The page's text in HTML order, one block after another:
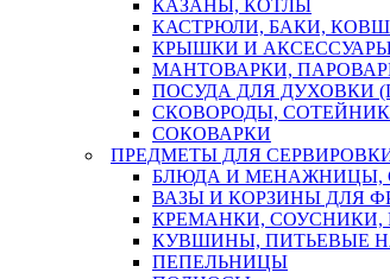
КАЗАНЫ, КОТЛЫ
КАСТРЮЛИ, БАКИ,
КРЫШКИ И
МАНТОВАРКИ,
ПОСУДА ДЛЯ ДУХОВКИ
СКОВОРОДЫ,
СОКОВАРКИ
ПРЕДМЕТЫ ДЛЯ
БЛЮДА И МЕНАЖНИЦЫ,
ВАЗЫ И КОРЗИНЫ ДЛЯ
КРЕМАНКИ,
КУВШИНЫ, ПИТЬЕВЫЕ
ПЕПЕЛЬНИЦЫ